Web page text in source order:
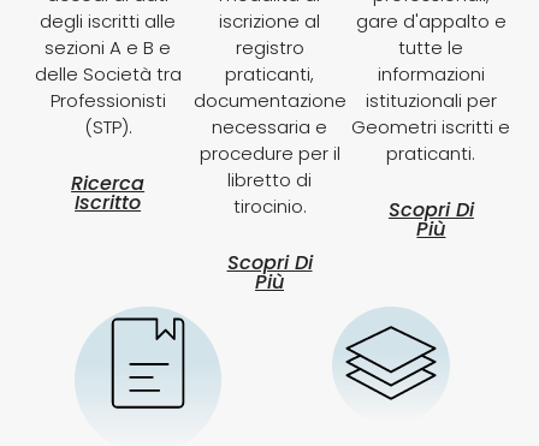
degli iscritti alle
sezioni A e B e
delle Società tra
Professionisti
(STP).
Ricerca
Iscritto
iscrizione al
registro
praticanti,
documentazione
necessaria e
procedure per il
libretto di
tirocinio.
Scopri Di
Più
gare d'appalto e
tutte le
informazioni
istituzionali per
Geometri iscritti e
praticanti.
Scopri Di
Più